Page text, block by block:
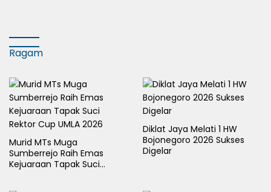
Ragam
Murid MTs Muga
Sumberrejo Raih Emas
Kejuaraan Tapak Suci
Diklat Jaya Melati 1 HW
Bojonegoro 2026 Sukses
Digelar